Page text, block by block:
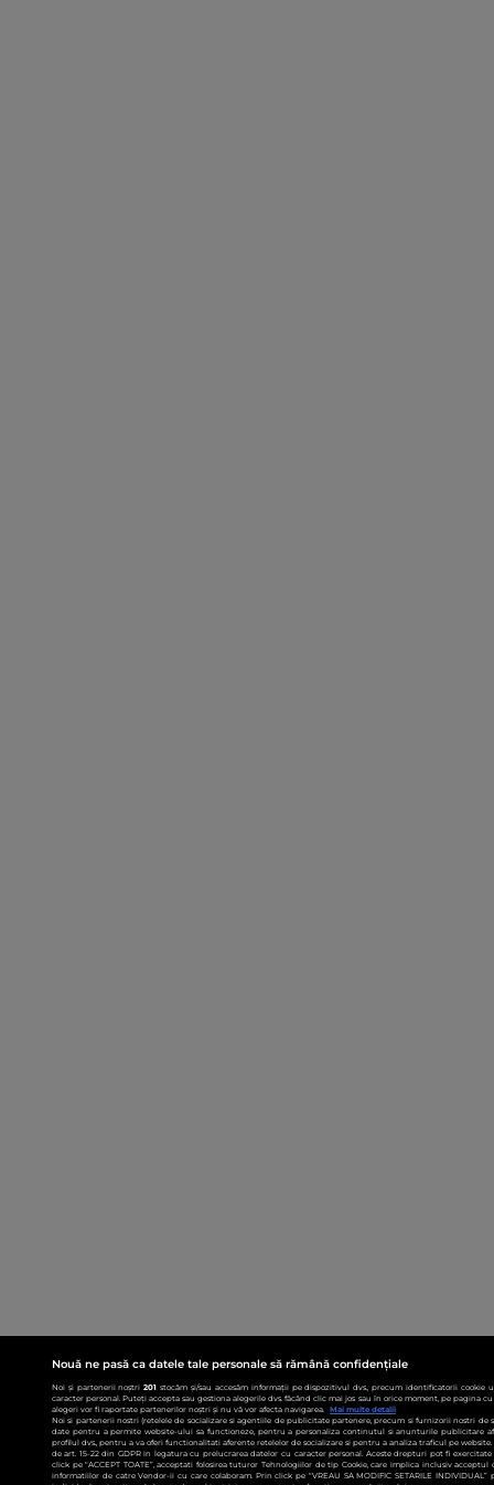
Nouă ne pasă ca datele tale personale să rămână confidențiale
Noi și partenerii noștri201 stocăm și/sau accesăm informații pe dispozitivul dvs., precum identificatorii
caracter personal. Puteți accepta sau gestiona alegerile dvs. făcând clic mai jos sau în orice moment, pe pagina
alegeri vor fi raportate partenerilor noștri și nu vă vor afecta navigarea.
Mai multe detalii
Noi si partenerii nostri (retelele de socializare si agentiile de publicitate partenere, precum si furnizorii nostri de
date pentru a permite website-ului sa functioneze, pentru a personaliza continutul si anunturile publicitare
profilul dvs., pentru a va oferi functionalitati aferente retelelor de socializare si pentru a analiza traficul pe
de art. 15-22 din GDPR in legatura cu prelucrarea datelor cu caracter personal. Aceste drepturi pot fi
click pe “ACCEPT TOATE”, acceptati folosirea tuturor Tehnologiilor de tip Cookie, care implica inclusiv acceptul
informatiilor de catre Vendor-ii cu care colaboram. Prin click pe “VREAU SA MODIFIC SETARILE